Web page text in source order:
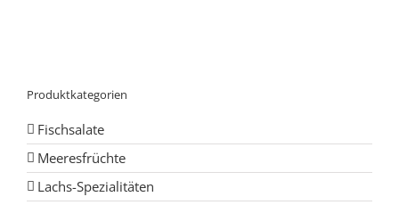
Produktkategorien
Fischsalate
Meeresfrüchte
Lachs-Spezialitäten